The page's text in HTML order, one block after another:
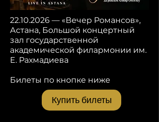
22.10.2026 — «Вечер Романсов»,
Астана, Большой концертный
зал государственной
академической филармонии им.
Е. Рахмадиева
Билеты по кнопке ниже
Купить билеты